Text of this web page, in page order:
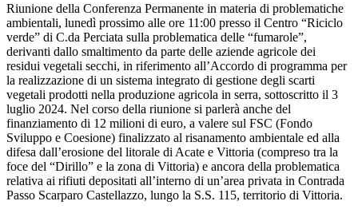
Riunione della Conferenza Permanente in materia di problematiche
ambientali, lunedì prossimo alle ore 11:00 presso il Centro “Riciclo
verde” di C.da Perciata sulla problematica delle “fumarole”,
derivanti dallo smaltimento da parte delle aziende agricole dei
residui vegetali secchi, in riferimento all’Accordo di programma per
la realizzazione di un sistema integrato di gestione degli scarti
vegetali prodotti nella produzione agricola in serra, sottoscritto il 3
luglio 2024. Nel corso della riunione si parlerà anche del
finanziamento di 12 milioni di euro, a valere sul FSC (Fondo
Sviluppo e Coesione) finalizzato al risanamento ambientale ed alla
difesa dall’erosione del litorale di Acate e Vittoria (compreso tra la
foce del “Dirillo” e la zona di Vittoria) e ancora della problematica
relativa ai rifiuti depositati all’interno di un’area privata in Contrada
Passo Scarparo Castellazzo, lungo la S.S. 115, territorio di Vittoria.